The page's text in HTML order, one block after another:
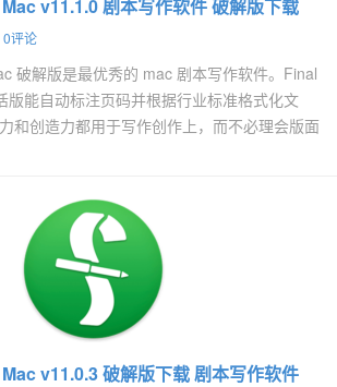
v11.1.0 剧本写作软件 破解版下载
0评论
破解版是最优秀的 mac 剧本写作软件。Final
版能自动标注页码并根据行业标准格式化文
和创造力都用于写作创作上，而不必理会版面
v11.0.3 破解版下载 剧本写作软件